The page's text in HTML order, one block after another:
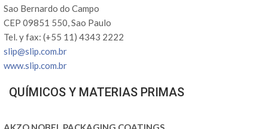
Sao Bernardo do Campo
CEP 09851 550, Sao Paulo
Tel. y fax: (+55 11) 4343 2222
slip@slip.com.br
www.slip.com.br
QUÍMICOS Y MATERIAS PRIMAS